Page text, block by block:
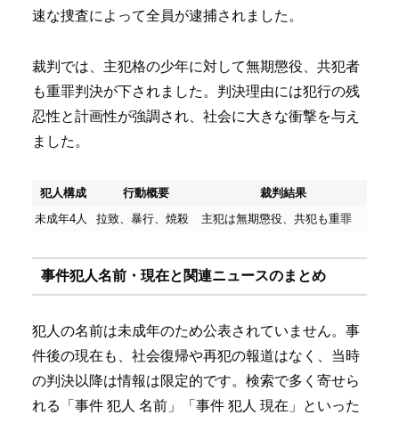
速な捜査によって全員が逮捕されました。
裁判では、主犯格の少年に対して無期懲役、共犯者
も重罪判決が下されました。判決理由には犯行の残
忍性と計画性が強調され、社会に大きな衝撃を与え
ました。
犯人構成 行動概要
裁判結果
未成年4人
拉致、暴行、焼殺 主犯は無期懲役、共犯も重罪
事件犯人名前・現在と関連ニュースのまとめ
犯人の名前は未成年のため公表されていません。事
件後の現在も、社会復帰や再犯の報道はなく、当時
の判決以降は情報は限定的です。検索で多く寄せら
れる「事件 犯人 名前」「事件 犯人 現在」といった